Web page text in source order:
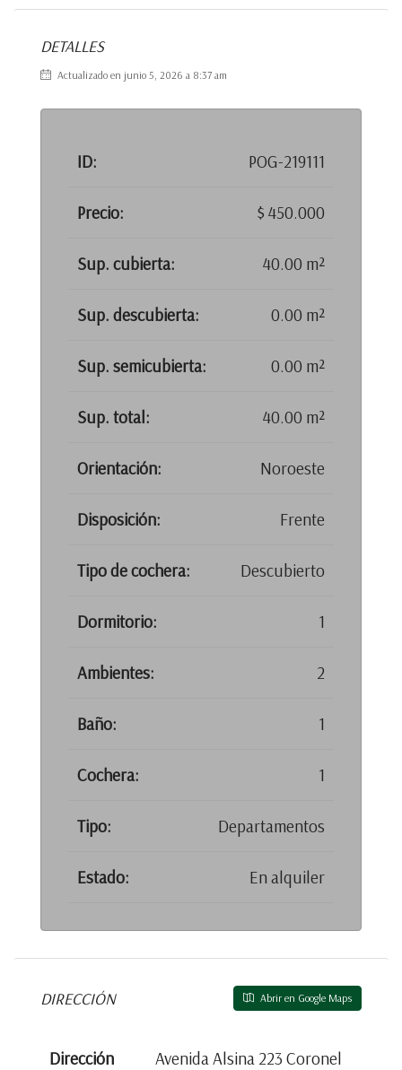
DETALLES
Actualizado en junio 5, 2026 a 8:37 am
ID: POG-219111
Precio: $ 450.000
Sup. cubierta: 40.00 m²
Sup. descubierta: 0.00 m²
Sup. semicubierta: 0.00 m²
Sup. total: 40.00 m²
Orientación: Noroeste
Disposición: Frente
Tipo de cochera: Descubierto
Dormitorio: 1
Ambientes: 2
Baño: 1
Cochera: 1
Tipo: Departamentos
Estado: En alquiler
DIRECCIÓN Abrir en Google Maps
Dirección
Avenida Alsina 223 Coronel